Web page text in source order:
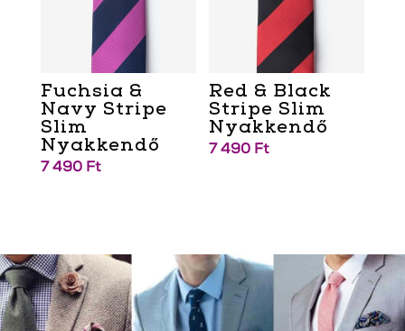
Fuchsia &
Navy Stripe
Slim
Nyakkendő
7 490 Ft
Red & Black
Stripe Slim
Nyakkendő
7 490 Ft